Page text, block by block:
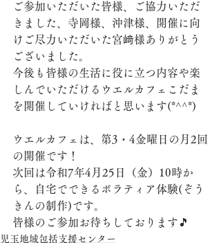
ご参加いただいた皆様、ご協力いただ
きました、寺岡様、沖津様、開催に向
けご尽力いただいた宮﨑様ありがとう
ございました。
今後も皆様の生活に役に立つ内容や楽
しんでいただけるウエルカフェこだま
を開催していければと思います(*^^*)
ウエルカフェは、第3・4金曜日の月2回
の開催です！
次回は令和7年4月25日（金）10時か
ら、自宅でできるボラティア体験(ぞう
きんの制作)です。
皆様のご参加お待ちしております🎵
児玉地域包括支援センター